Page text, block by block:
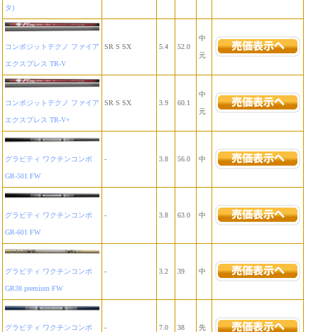
タ)
コンポジットテクノ ファイア
エクスプレス TR-V
SR S SX 5.4 52.0
中
元
コンポジットテクノ ファイア
エクスプレス TR-V+
SR S SX 3.9 60.1
中
元
グラビティ ワクチンコンポ
GR-501 FW
- 3.8 56.0 中
グラビティ ワクチンコンポ
GR-601 FW
- 3.8 63.0 中
グラビティ ワクチンコンポ
GR38 premium FW
- 3.2 39 中
グラビティ ワクチンコンポ - 7.0 38 先